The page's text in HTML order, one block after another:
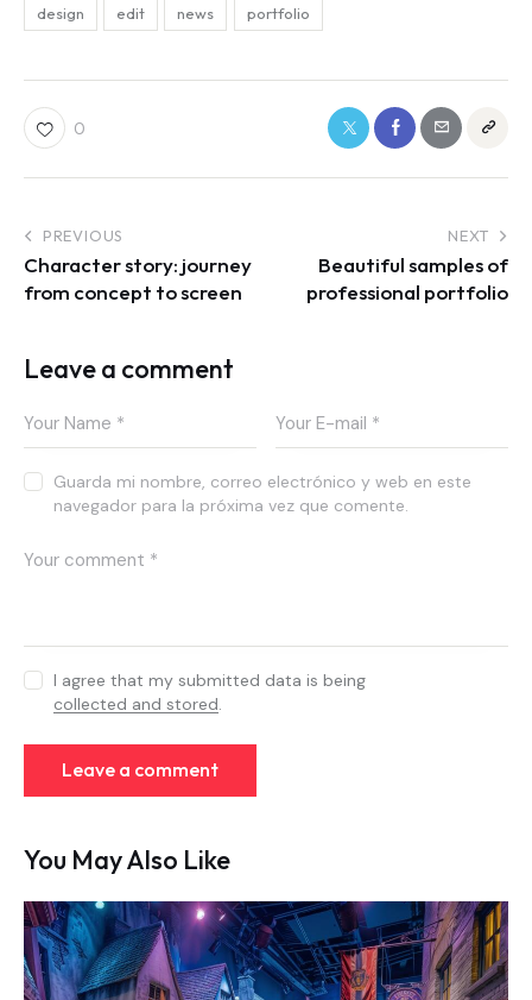
design edit news portfolio
0
PREVIOUS
Character story: journey
from concept to screen
NEXT
Beautiful samples of
professional portfolio
Leave a comment
Guarda mi nombre, correo electrónico y web en este
navegador para la próxima vez que comente.
I agree that my submitted data is being
collected and stored
You May Also Like